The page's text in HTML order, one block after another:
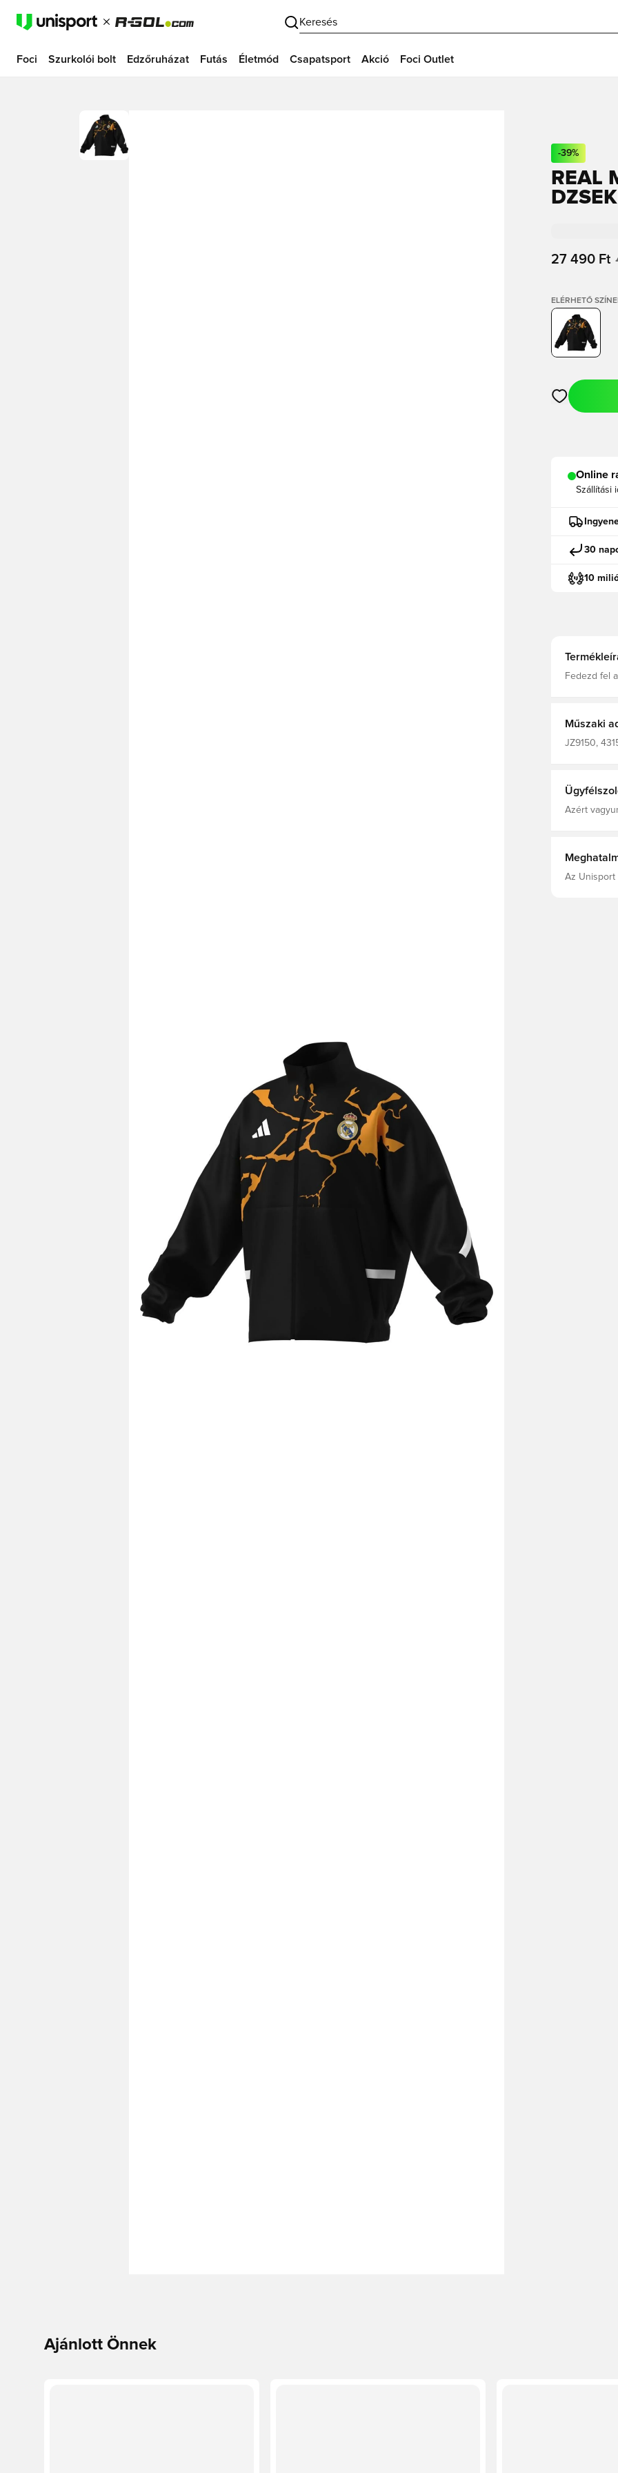
Keresés
Foci Szurkolói bolt Edzőruházat Futás Életmód Csapatsport Akció Foci Outlet
-39%
REAL
27 490 Ft
ELÉRHETŐ
Megnyit egy
Online
Szállítási
30
10
Fedezd fel
mozgást
ripstop
Műszaki
JZ9150,
Azért
Az Unisport
Ajánlott Önnek